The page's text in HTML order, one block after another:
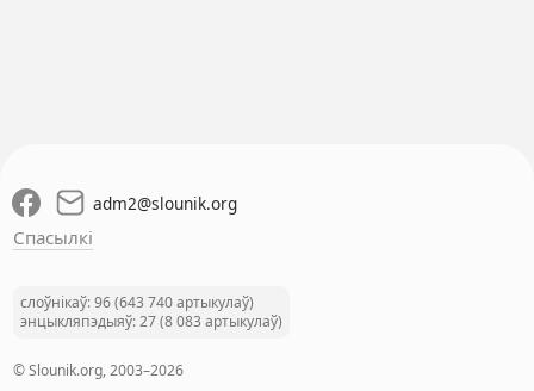
adm2@slounik.org
Спасылкі
слоўнікаў: 96 (643 740 артыкулаў)
энцыкляпэдыяў: 27 (8 083 артыкулаў)
© Slounik.org, 2003–2026